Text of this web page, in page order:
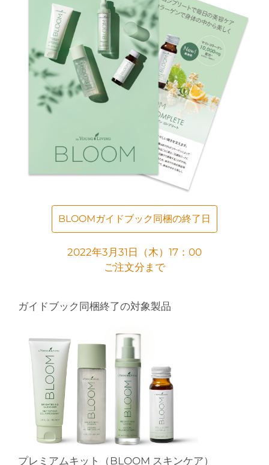
BLOOMガイドブック同梱の終了日
2022年3月31日（木）17：00
ご注文分まで
ガイドブック同梱終了の対象製品
プレミアムキット（BLOOM スキンケア）